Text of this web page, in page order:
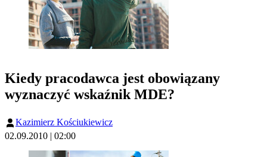
Kiedy pracodawca jest obowiązany
wyznaczyć wskaźnik MDE?
Kazimierz Kościukiewicz
02.09.2010 | 02:00